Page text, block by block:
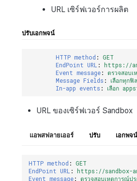
URL เซิร์ฟเวอร์การผลิต
ปรับเอกพจน์
HTTP method : GET
EndPoint URL : https://
Event message:
ตรวจสอบ
Message Fields :
เลือกทุกฟิ
In-app events : เลือก
URL ของเซิร์ฟเวอร์ Sandbox
แอพสฟลายเออร์ ปรับ เอกพจน์
HTTP method : GET
EndPoint URL : https://sandbox-
Event message: ตรวจสอบเหตุการณ์ป